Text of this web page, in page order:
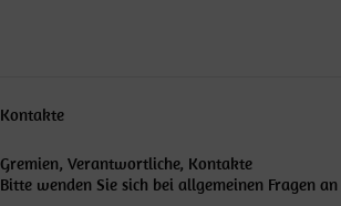
Kontakte
Gremien, Verantwortliche, Kontakte
Bitte wenden Sie sich bei allgemeinen Fragen